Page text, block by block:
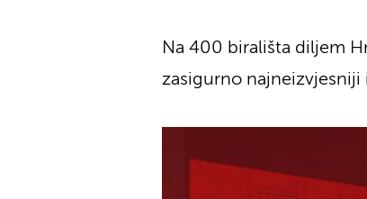
Na 400 birališta diljem
zasigurno